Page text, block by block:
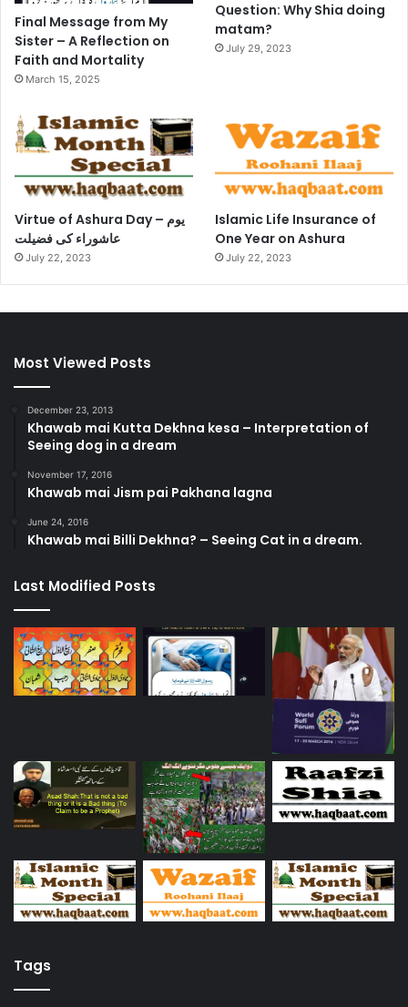
Final Message from My
Sister – A Reflection on
Faith and Mortality
March 15, 2025
Question: Why Shia doing
matam?
July 29, 2023
Virtue of Ashura Day – یوم
عاشوراء کی فضیلت
July 22, 2023
Islamic Life Insurance of
One Year on Ashura
July 22, 2023
Most Viewed Posts
December 23, 2013
Khawab mai Kutta Dekhna kesa – Interpretation of
Seeing dog in a dream
November 17, 2016
Khawab mai Jism pai Pakhana lagna
June 24, 2016
Khawab mai Billi Dekhna? – Seeing Cat in a dream.
Last Modified Posts
Tags